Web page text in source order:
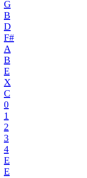
G
B
D
F#
A
B
E
X
C
0
1
2
3
4
E
E